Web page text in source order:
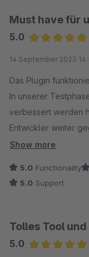
Must have für
5.0
14 September 2023
Das Plugin
In unserer
verbessert werden
Entwickler weiter
Update, in der die
Show more
5.0 Functionality
5.0 Support
Tolles Tool
5.0